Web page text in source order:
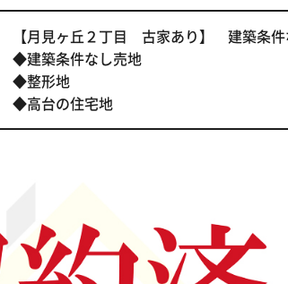
【月見ヶ丘２丁目 古家あり】 建築条件
◆建築条件なし売地
◆整形地
◆高台の住宅地